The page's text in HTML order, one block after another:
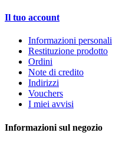
Il tuo account
Informazioni personali
Restituzione prodotto
Ordini
Note di credito
Indirizzi
Vouchers
I miei avvisi
Informazioni sul negozio